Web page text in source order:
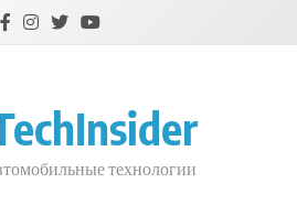
технологии